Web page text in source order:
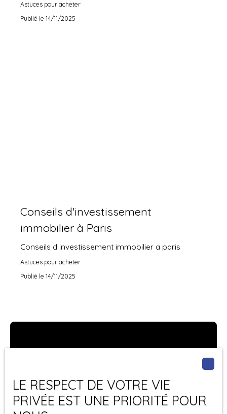
Astuces pour acheter
Publié le 14/11/2025
Conseils d'investissement
immobilier à Paris
Conseils d investissement immobilier a paris
Astuces pour acheter
Publié le 14/11/2025
LE RESPECT DE VOTRE VIE
PRIVÉE EST UNE PRIORITÉ POUR